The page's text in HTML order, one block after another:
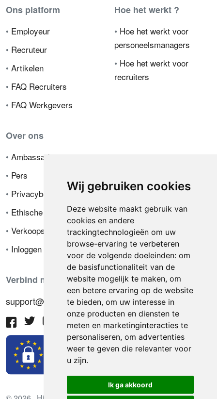
Wij gebruiken cookies
Deze website maakt gebruik van
cookies en andere
trackingtechnologieën om uw
browse-ervaring te verbeteren
voor de volgende doeleinden: om
de basisfunctionaliteit van de
website mogelijk te maken, om
een betere ervaring op de website
te bieden, om uw interesse in
onze producten en diensten te
meten en marketinginteracties te
personaliseren, om advertenties
weer te geven die relevanter voor
u zijn.
Ik ga akkoord
Ons platform
• Employeur
• Recruteur
• Artikelen
• FAQ Recruiters
• FAQ Werkgevers
Hoe het werkt ?
• Hoe het werkt voor
personeelsmanagers
• Hoe het werkt voor
recruiters
Over ons
• Ambassador
• Pers
• Privacybeleid
• Ethische code
• Verkoopsvoorwaarden
• Inloggen
Verbind met ons
support@hiringnotes.com